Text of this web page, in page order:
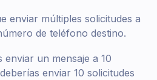
enviar múltiples solicitudes a
de teléfono destino.
enviar un mensaje a 10
enviar 10 solicitudes